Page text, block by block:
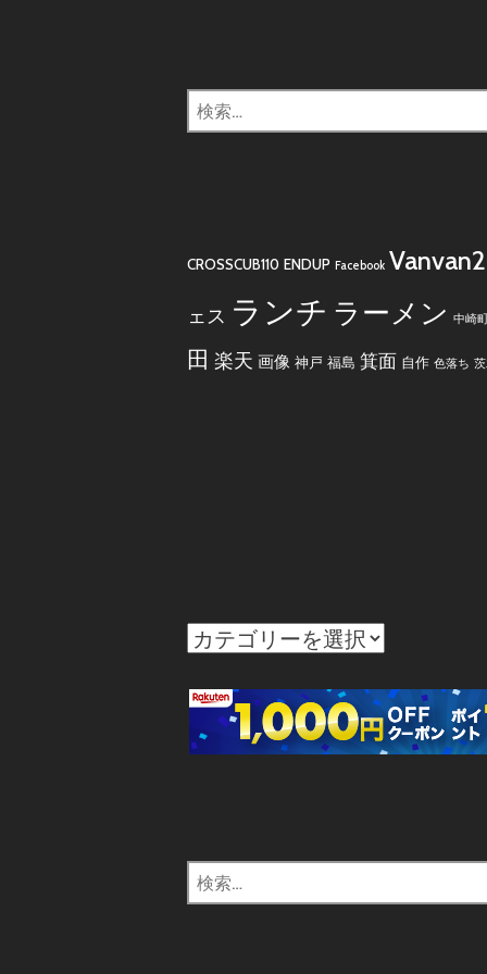
検
索:
CROSSCUB110 ENDUP Facebook
ェス ランチ ラーメン 中崎町
田 楽天 画像 神戸 福島 箕面 自作 色落ち
カ
ゴ
リ
ー
検
索: